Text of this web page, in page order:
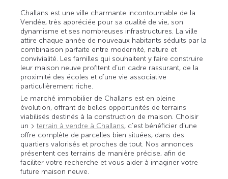
Challans est une ville charmante incontournable de la
Vendée, très appréciée pour sa qualité de vie, son
dynamisme et ses nombreuses infrastructures. La ville
attire chaque année de nouveaux habitants séduits par la
combinaison parfaite entre modernité, nature et
convivialité. Les familles qui souhaitent y faire construire
leur maison neuve profitent d’un cadre rassurant, de la
proximité des écoles et d’une vie associative
particulièrement riche.
Le marché immobilier de Challans est en pleine
évolution, offrant de belles opportunités de terrains
viabilisés destinés à la construction de maison. Choisir
un
terrain à vendre à Challans, c’est bénéficier d’une
offre complète de parcelles bien situées, dans des
quartiers valorisés et proches de tout. Nos annonces
présentent ces terrains de manière précise, afin de
faciliter votre recherche et vous aider à imaginer votre
future maison neuve.